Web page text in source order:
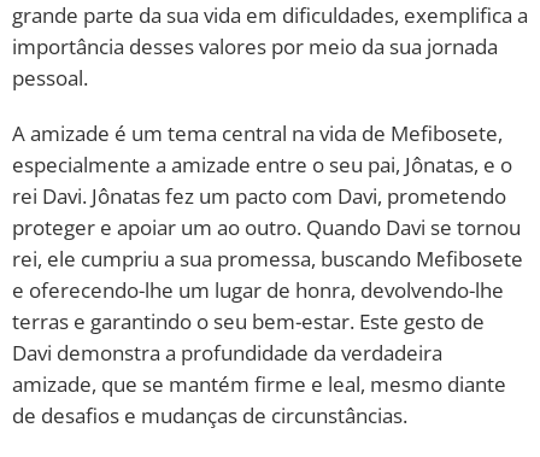
grande parte da sua vida em dificuldades, exemplifica a
importância desses valores por meio da sua jornada
pessoal.
A amizade é um tema central na vida de Mefibosete,
especialmente a amizade entre o seu pai, Jônatas, e o
rei Davi. Jônatas fez um pacto com Davi, prometendo
proteger e apoiar um ao outro. Quando Davi se tornou
rei, ele cumpriu a sua promessa, buscando Mefibosete
e oferecendo-lhe um lugar de honra, devolvendo-lhe
terras e garantindo o seu bem-estar. Este gesto de
Davi demonstra a profundidade da verdadeira
amizade, que se mantém firme e leal, mesmo diante
de desafios e mudanças de circunstâncias.